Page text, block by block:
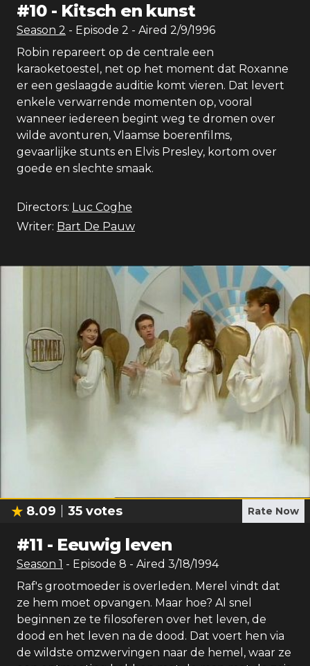
#10- Kitsch en kunst
Season 2 - Episode 2 - Aired 2/9/1996
Robin repareert op de centrale een
karaoketoestel, net op het moment dat Roxanne
er een geslaagde auditie komt vieren. Dat levert
enkele verwarrende momenten op, vooral
wanneer iedereen begint weg te dromen over
wilde avonturen, Vlaamse boerenfilms,
gevaarlijke stunts en Elvis Presley, kortom over
goede en slechte smaak.
Directors: Luc Coghe
Writer: Bart De Pauw
8.09 35 votes Rate Now
#11 - Eeuwig leven
Season 1 - Episode 8 - Aired 3/18/1994
Raf's grootmoeder is overleden. Merel vindt dat
ze hem moet opvangen. Maar hoe? Al snel
beginnen ze te filosoferen over het leven, de
dood en het leven na de dood. Dat voert hen via
de wildste omzwervingen naar de hemel, waar ze